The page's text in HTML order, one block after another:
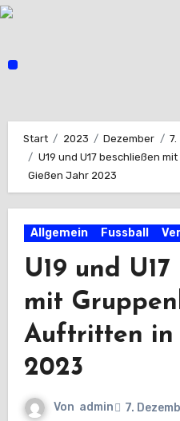
Zum
Start 2023 Dezember
7.
U19 und U17 beschließen
Gießen Jahr 2023
Allgemein Fussball
U19 und
mit
Auftritten in
2023
Von admin 7.